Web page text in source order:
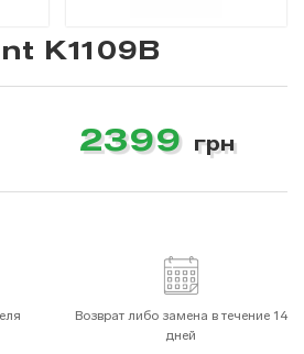
K1109B
2399 грн
Возврат либо замена в течение 14
дней